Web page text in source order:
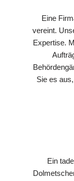
Eine
vereint.
Expertise.
Sie es
Ein